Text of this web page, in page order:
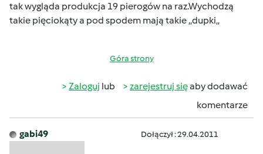
tak wygląda produkcja 19 pierogów na raz.Wychodzą
takie pięciokąty a pod spodem mają takie ,,dupki,,
Góra strony
Zaloguj lub zarejestruj sięaby dodawać
komentarze
gabi49 Dołączył : 29.04.2011